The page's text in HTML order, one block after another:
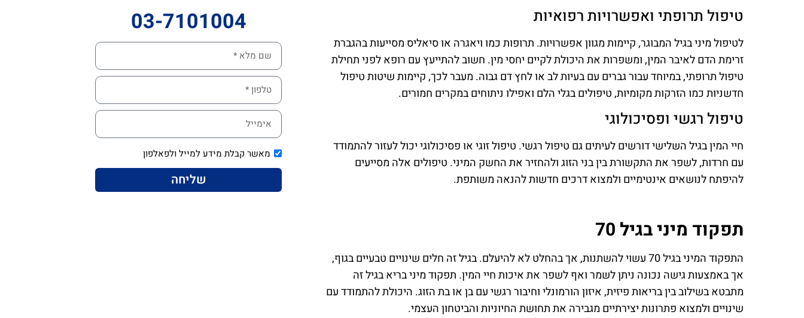
טיפול תרופתי ואפשרויות רפואיות
לטיפול מיני בגיל המבוגר, קיימות מגוון אפשרויות. תרופות כמו ויאגרה או סיאליס מסייעות בהגברת
זרימת הדם לאיבר המין, ומשפרות את היכולת לקיים יחסי מין. חשוב להתייעץ עם רופא לפני תחילת
טיפול תרופתי, במיוחד עבור גברים עם בעיות לב או לחץ דם גבוה. מעבר לכך, קיימות שיטות טיפול
חדשניות כמו הזרקות מקומיות, טיפולים בגלי הלם ואפילו ניתוחים במקרים חמורים.
טיפול רגשי ופסיכולוגי
חיי המין בגיל השלישי דורשים לעיתים גם טיפול רגשי. טיפול זוגי או פסיכולוגי יכול לעזור להתמודד
עם חרדות, לשפר את התקשורת בין בני הזוג ולהחזיר את החשק המיני. טיפולים אלה מסייעים
להיפתח לנושאים אינטימיים ולמצוא דרכים חדשות להנאה משותפת.
תפקוד מיני בגיל 70
התפקוד המיני בגיל 70 עשוי להשתנות, אך בהחלט לא להיעלם. בגיל זה חלים שינויים טבעיים בגוף,
אך באמצעות גישה נכונה ניתן לשמר ואף לשפר את איכות חיי המין. תפקוד מיני בריא בגיל זה
מתבטא בשילוב בין בריאות פיזית, איזון הורמונלי וחיבור רגשי עם בן או בת הזוג. היכולת להתמודד עם
שינויים ולמצוא פתרונות יצירתיים מגבירה את תחושת החיוניות והביטחון העצמי.
03-7101004
מאשר קבלת מידע למייל ולפאלפון
שליחה